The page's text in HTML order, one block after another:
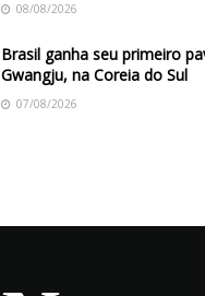
08/08/2026
Brasil ganha seu primeiro
Gwangju, na Coreia do Sul
07/08/2026